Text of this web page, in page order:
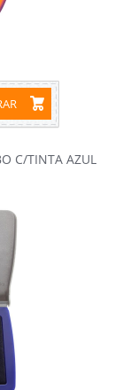
C/TINTA AZUL